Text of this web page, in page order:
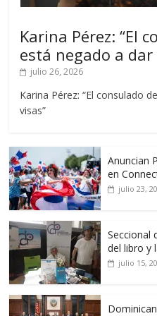
Karina Pérez: “El
está negado a dar
julio 26, 2026
Karina Pérez: “El consulado
visas”
Anuncian
en
julio 23,
Seccional
del libro y
julio 15,